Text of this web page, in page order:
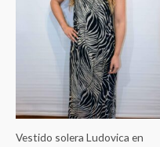
Vestido solera Ludovica en